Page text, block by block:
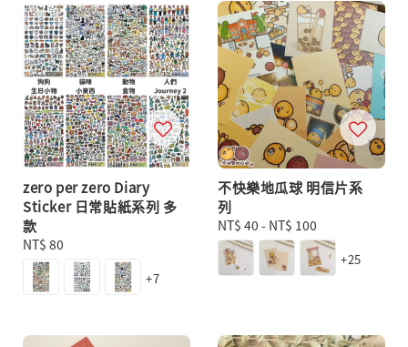
zero per zero Diary
Sticker 日常貼紙系列 多
款
Regular
price
NT$ 80
+7
不快樂地瓜球 明信片系
列
Regular
price
NT$ 40 - NT$ 100
+25